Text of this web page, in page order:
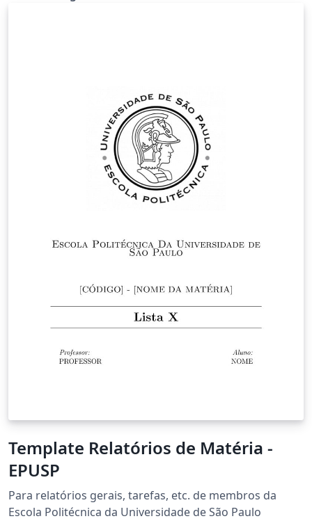
Template Relatórios de Matéria -
EPUSP
Para relatórios gerais, tarefas, etc. de membros da
Escola Politécnica da Universidade de São Paulo